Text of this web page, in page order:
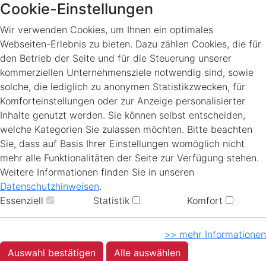
Cookie-Einstellungen
Wir verwenden Cookies, um Ihnen ein optimales
Webseiten-Erlebnis zu bieten. Dazu zählen Cookies, die für
den Betrieb der Seite und für die Steuerung unserer
kommerziellen Unternehmensziele notwendig sind, sowie
solche, die lediglich zu anonymen Statistikzwecken, für
Komforteinstellungen oder zur Anzeige personalisierter
Inhalte genutzt werden. Sie können selbst entscheiden,
welche Kategorien Sie zulassen möchten. Bitte beachten
Sie, dass auf Basis Ihrer Einstellungen womöglich nicht
mehr alle Funktionalitäten der Seite zur Verfügung stehen.
Weitere Informationen finden Sie in unseren
Datenschutzhinweisen.
Essenziell
Statistik Komfort
>> mehr Informationen
Auswahl bestätigen
Alle auswählen